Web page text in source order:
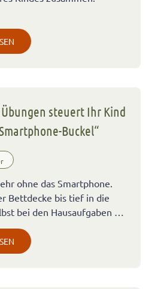
steuert Ihr Kind
Buckel“
ohne das Smartphone.
Bettdecke bis tief in die
bei den Hausaufgaben …